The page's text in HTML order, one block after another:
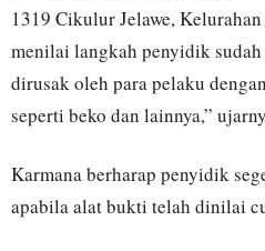
1319 Cikulur Jelawe,
menilai langkah penyidik
dirusak oleh para pelaku
seperti beko dan lainnya,”
Karmana berharap penyidik
apabila alat bukti telah dinilai